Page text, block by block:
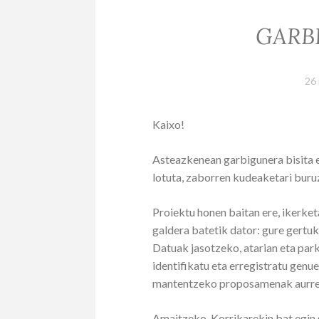
26
Kaixo!
Asteazkenean garbigunera bisita
lotuta, zaborren kudeaketari
Proiektu honen baitan ere,
galdera batetik dator: gure
Datuak jasotzeko, atarian eta
identifikatu eta erregistratu
mantentzeko proposamenak